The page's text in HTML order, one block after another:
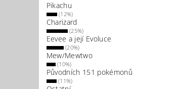
Pikachu
(12%)
Charizard
(25%)
Eevee a její Evoluce
(20%)
Mew/Mewtwo
(10%)
Původních 151 pokémonů
(11%)